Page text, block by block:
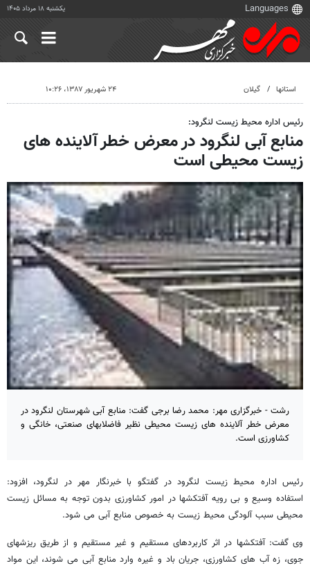
یکشنبه ۱۸ مرداد ۱۴۰۵
استانها گیلان ۲۴ شهریور ۱۳۸۷، ۱۰:۲۶
رئیس اداره محیط زیست لنگرود:
منابع آبی لنگرود در معرض خطر آلاینده های
زیست محیطی است
رشت - خبرگزاری مهر: محمد رضا برجی گفت: منابع آبی شهرستان لنگرود در
معرض خطر آلاینده های زیست محیطی نظیر فاضلابهای صنعتی، خانگی و
کشاورزی است.
رئیس اداره محیط زیست لنگرود در گفتگو با خبرنگار مهر در لنگرود، افزود:
استفاده وسیع و بی رویه آفتکشها در امور کشاورزی بدون توجه به مسائل زیست
محیطی سبب آلودگی محیط زیست به خصوص منابع آبی می شود.
وی گفت: آفتکشها در اثر کاربردهای مستقیم و غیر مستقیم و از طریق ریزشهای
جوی، زه آب های کشاورزی، جریان باد و غیره وارد منابع آبی می شوند، این مواد